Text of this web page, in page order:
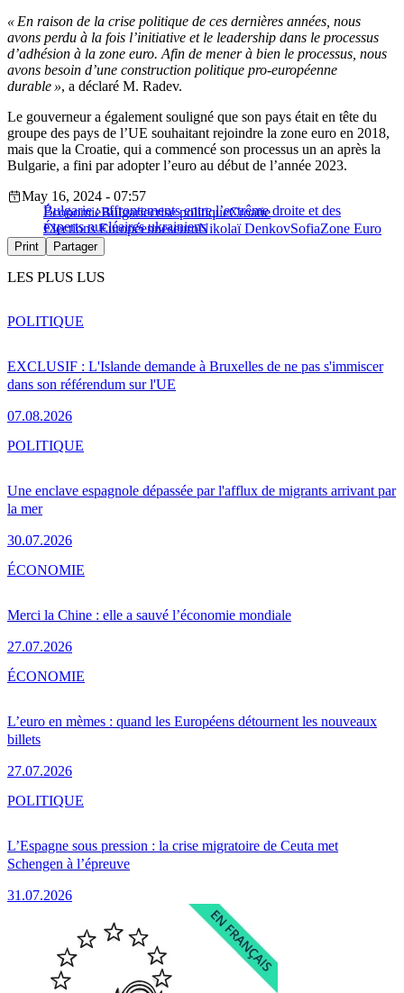
« En raison de la crise politique de ces dernières années, nous
avons perdu à la fois l’initiative et le leadership dans le processus
d’adhésion à la zone euro. Afin de mener à bien le processus, nous
avons besoin d’une construction politique pro-européenne
durable », a déclaré M. Radev.
Le gouverneur a également souligné que son pays était en tête du
groupe des pays de l’UE souhaitant rejoindre la zone euro en 2018,
mais que la Croatie, qui a commencé son processus un an après la
Bulgarie, a fini par adopter l’euro au début de l’année 2023.
Bulgarie : affrontements entre l’extrême droite et des
experts nucléaires ukrainiens
May 16, 2024 - 07:57
ÉconomieBulgariecrise politiqueCroatie
Élections EuropéenneseuroNikolaï DenkovSofiaZone Euro
Print Partager
LES PLUS LUS
EXCLUSIF : L'Islande demande à Bruxelles de ne pas s'immiscer
dans son référendum sur l'UE
07.08.2026
POLITIQUE
Une enclave espagnole dépassée par l'afflux de migrants arrivant par
la mer
30.07.2026
POLITIQUE
Merci la Chine : elle a sauvé l’économie mondiale
27.07.2026
ÉCONOMIE
L’euro en mèmes : quand les Européens détournent les nouveaux
billets
27.07.2026
ÉCONOMIE
L’Espagne sous pression : la crise migratoire de Ceuta met
Schengen à l’épreuve
31.07.2026
POLITIQUE